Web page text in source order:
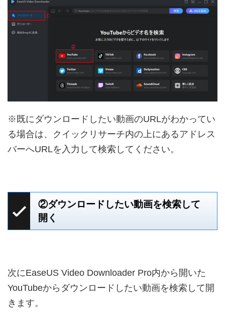
※既にダウンロードしたい動画のURLがわかってい
る場合は、クイックリサーチ内の上にあるアドレス
バーへURLを入力して検索してください。
②ダウンロードしたい動画を検索して
開く
次にEaseUS Video Downloader Pro内から開いた
YouTubeからダウンロードしたい動画を検索して開
きます。